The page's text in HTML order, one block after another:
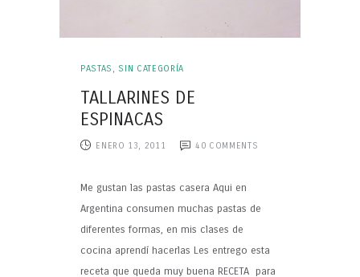
PASTAS , SIN CATEGORÍA
TALLARINES DE
ESPINACAS
ENERO 13, 2011 40 COMMENTS
Me gustan las pastas casera Aqui en
Argentina consumen muchas pastas de
diferentes formas, en mis clases de
cocina aprendí hacerlas Les entrego esta
receta que queda muy buena RECETA para